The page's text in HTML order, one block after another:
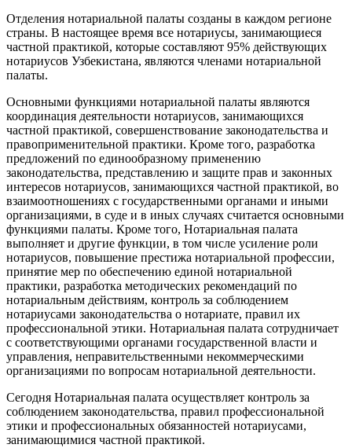
Отделения нотариальной палаты созданы в каждом регионе
страны. В настоящее время все нотариусы, занимающиеся
частной практикой, которые составляют 95% действующих
нотариусов Узбекистана, являются членами нотариальной
палаты.
Основными функциями нотариальной палаты являются
координация деятельности нотариусов, занимающихся
частной практикой, совершенствование законодательства и
правоприменительной практики. Кроме того, разработка
предложений по единообразному применению
законодательства, представлению и защите прав и законных
интересов нотариусов, занимающихся частной практикой, во
взаимоотношениях с государственными органами и иными
организациями, в суде и в иных случаях считается основными
функциями палаты. Кроме того, Нотариальная палата
выполняет и другие функции, в том числе усиление роли
нотариусов, повышение престижа нотариальной профессии,
принятие мер по обеспечению единой нотариальной
практики, разработка методических рекомендаций по
нотариальным действиям, контроль за соблюдением
нотариусами законодательства о нотариате, правил их
профессиональной этики. Нотариальная палата сотрудничает
с соответствующими органами государственной власти и
управления, неправительственными некоммерческими
организациями по вопросам нотариальной деятельности.
Сегодня Нотариальная палата осуществляет контроль за
соблюдением законодательства, правил профессиональной
этики и профессиональных обязанностей нотариусами,
занимающимися частной практикой.